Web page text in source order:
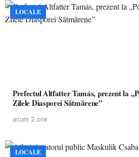
LOCALE
Prefectul Altfatter Tamás, prezent la
Zilele Diasporei Sătmărene”
acum 2 ore
LOCALE